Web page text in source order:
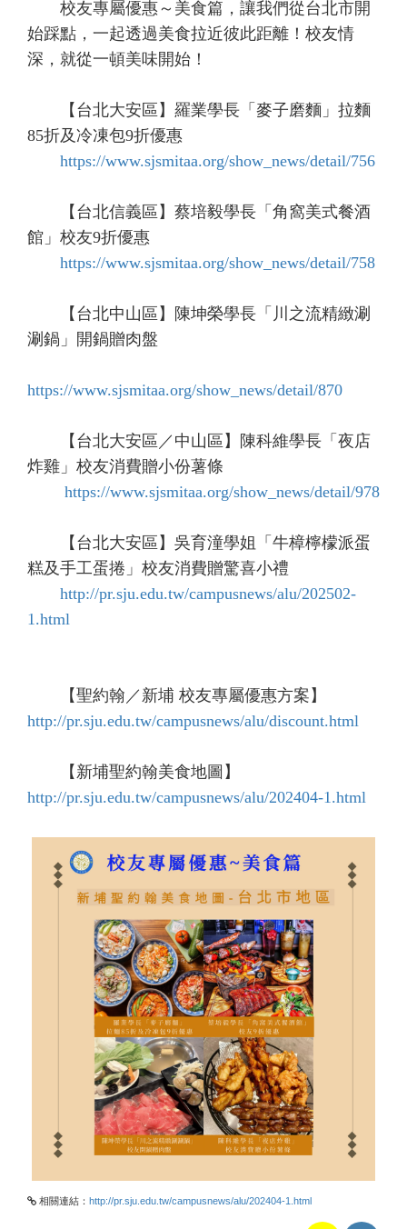
校友專屬優惠～美食篇，讓我們從台北市開
始踩點，一起透過美食拉近彼此距離！校友情
深，就從一頓美味開始！
【台北大安區】羅業學長「麥子磨麵」拉麵
85折及冷凍包9折優惠
https://www.sjsmitaa.org/show_news/detail/756
【台北信義區】蔡培毅學長「角窩美式餐酒
館」校友9折優惠
https://www.sjsmitaa.org/show_news/detail/758
【台北中山區】陳坤榮學長「川之流精緻涮
涮鍋」開鍋贈肉盤
https://www.sjsmitaa.org/show_news/detail/870
【台北大安區／中山區】陳科維學長「夜店
炸雞」校友消費贈小份薯條
https://www.sjsmitaa.org/show_news/detail/978
【台北大安區】吳育潼學姐「牛樟檸檬派蛋
糕及手工蛋捲」校友消費贈驚喜小禮
http://pr.sju.edu.tw/campusnews/alu/202502-
1.html
【聖約翰／新埔 校友專屬優惠方案】
http://pr.sju.edu.tw/campusnews/alu/discount.html
【新埔聖約翰美食地圖】
http://pr.sju.edu.tw/campusnews/alu/202404-1.html
相關連結： http://pr.sju.edu.tw/campusnews/alu/202404-1.html